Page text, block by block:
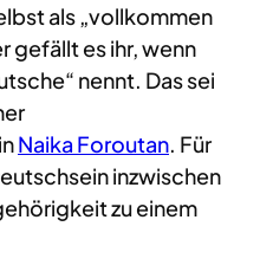
als „vollkommen
gefällt es ihr, wenn
nennt. Das sei
Naika Foroutan. Für
inzwischen
zu einem